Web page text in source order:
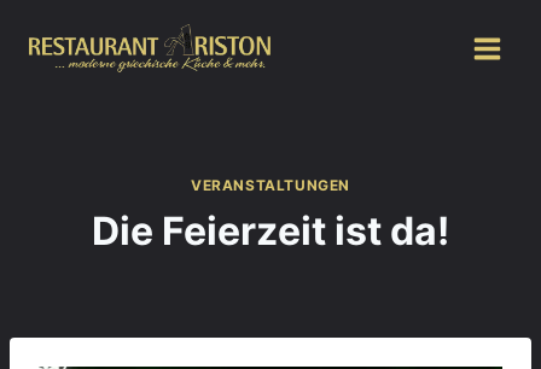
Inhalt
VERANSTALTUNGEN
Die Feierzeit ist da!